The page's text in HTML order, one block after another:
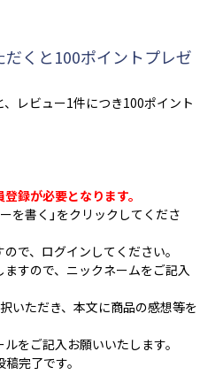
くと100ポイントプレゼ
レビュー1件につき100ポイント
録が必要となります。
を書く」をクリックしてくださ
で、ログインしてください。
すので、ニックネームをご記入
いただき、本文に商品の感想等を
をご記入お願いいたします。
完了です。